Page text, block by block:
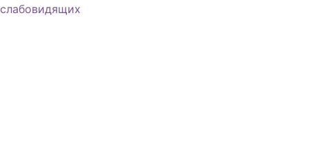
слабовидящих